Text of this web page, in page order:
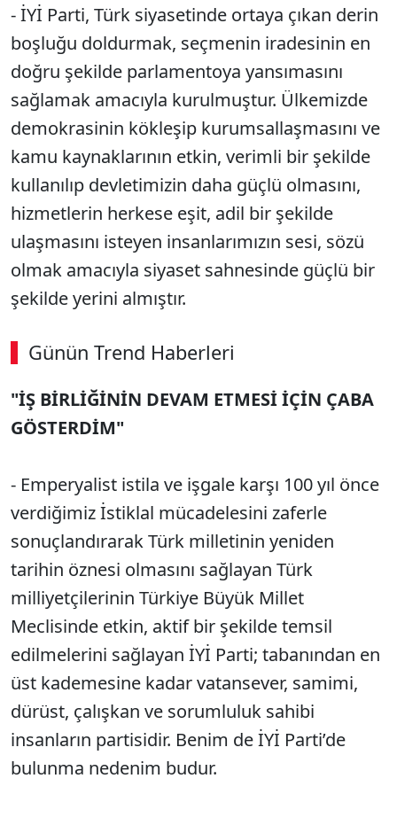
- İYİ Parti, Türk siyasetinde ortaya çıkan derin
boşluğu doldurmak, seçmenin iradesinin en
doğru şekilde parlamentoya yansımasını
sağlamak amacıyla kurulmuştur. Ülkemizde
demokrasinin kökleşip kurumsallaşmasını ve
kamu kaynaklarının etkin, verimli bir şekilde
kullanılıp devletimizin daha güçlü olmasını,
hizmetlerin herkese eşit, adil bir şekilde
ulaşmasını isteyen insanlarımızın sesi, sözü
olmak amacıyla siyaset sahnesinde güçlü bir
şekilde yerini almıştır.
Günün Trend Haberleri
00:04 / 08:06
Sesi Aç
"İŞ BİRLİĞİNİN DEVAM ETMESİ İÇİN ÇABA
GÖSTERDİM"
- Emperyalist istila ve işgale karşı 100 yıl önce
verdiğimiz İstiklal mücadelesini zaferle
sonuçlandırarak Türk milletinin yeniden
tarihin öznesi olmasını sağlayan Türk
milliyetçilerinin Türkiye Büyük Millet
Meclisinde etkin, aktif bir şekilde temsil
edilmelerini sağlayan İYİ Parti; tabanından en
üst kademesine kadar vatansever, samimi,
dürüst, çalışkan ve sorumluluk sahibi
insanların partisidir. Benim de İYİ Parti’de
bulunma nedenim budur.